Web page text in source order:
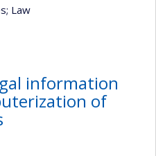
; Law
information
of